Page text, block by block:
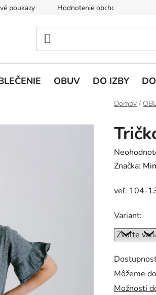
poukazy Hodnotenie obchodu
OBUV DO IZBY
Domov /
Priemerné
hodnotenie
je
z
5
Značka:
veľ. 104-
Variant:
Môžeme
Možnosti